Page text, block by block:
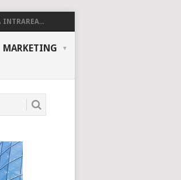
MARKETING